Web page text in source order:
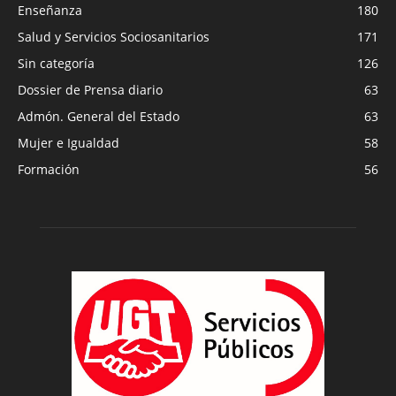
Enseñanza
180
Salud y Servicios Sociosanitarios
171
Sin categoría
126
Dossier de Prensa diario
63
Admón. General del Estado
63
Mujer e Igualdad
58
Formación
56